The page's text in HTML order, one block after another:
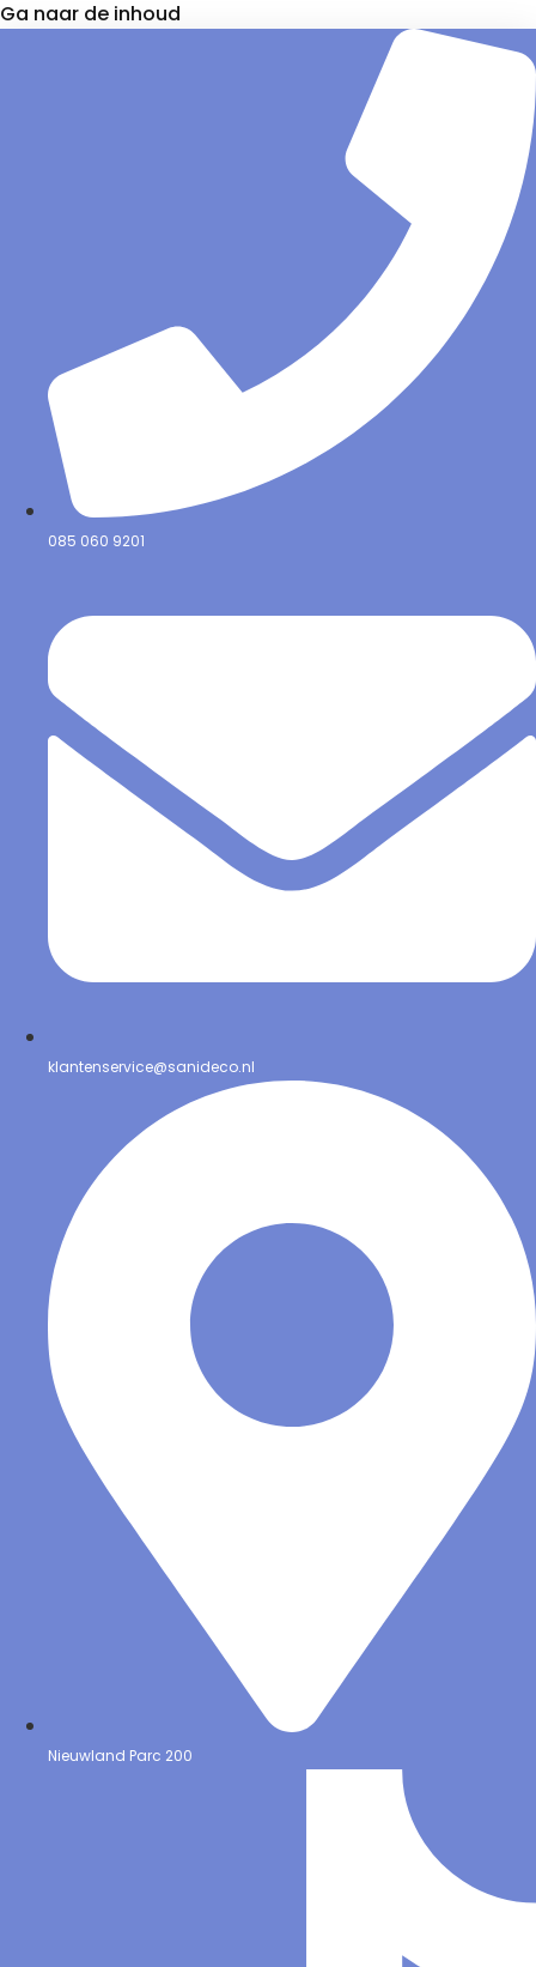
Ga naar de inhoud
085 060 9201
klantenservice@sanideco.nl
Nieuwland Parc 200